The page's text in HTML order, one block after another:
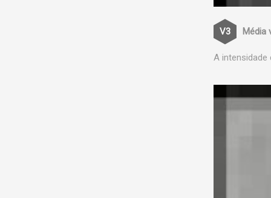
Média
A intensidade